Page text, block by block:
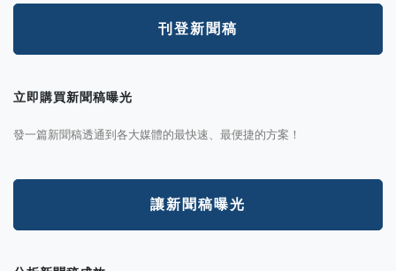
刊登新聞稿
立即購買新聞稿曝光
發一篇新聞稿透通到各大媒體的最快速、最便捷的方案！
讓新聞稿曝光